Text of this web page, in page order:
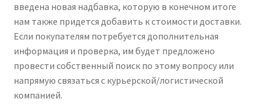
введена новая надбавка, которую в конечном итоге
нам также придется добавить к стоимости доставки.
Если покупателям потребуется дополнительная
информация и проверка, им будет предложено
провести собственный поиск по этому вопросу или
напрямую связаться с курьерской/логистической
компанией.